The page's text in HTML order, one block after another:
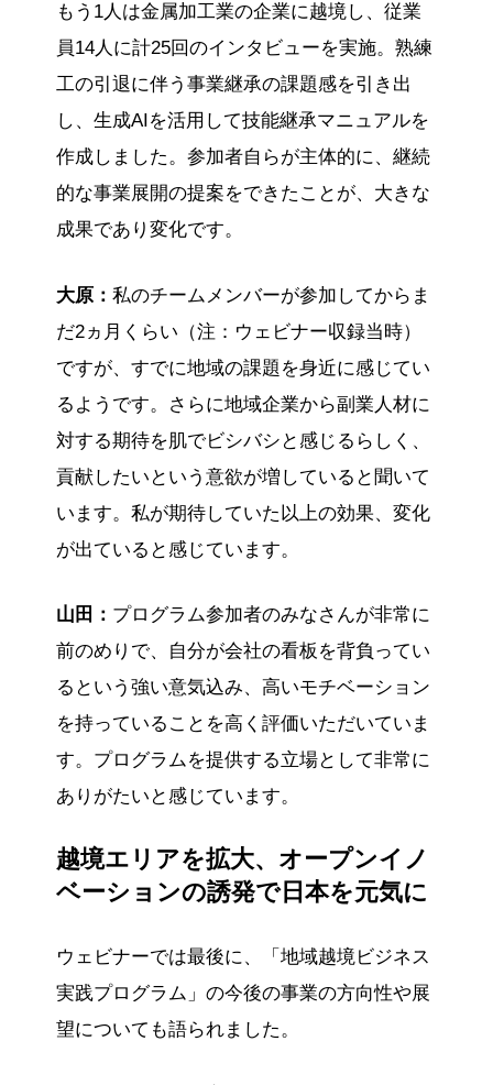
もう1人は金属加工業の企業に越境し、従業
員14人に計25回のインタビューを実施。熟練
工の引退に伴う事業継承の課題感を引き出
し、生成AIを活用して技能継承マニュアルを
作成しました。参加者自らが主体的に、継続
的な事業展開の提案をできたことが、大きな
成果であり変化です。
大原： 私のチームメンバーが参加してからま
だ2ヵ月くらい（注：ウェビナー収録当時）
ですが、すでに地域の課題を身近に感じてい
るようです。さらに地域企業から副業人材に
対する期待を肌でビシバシと感じるらしく、
貢献したいという意欲が増していると聞いて
います。私が期待していた以上の効果、変化
が出ていると感じています。
山田： プログラム参加者のみなさんが非常に
前のめりで、自分が会社の看板を背負ってい
るという強い意気込み、高いモチベーション
を持っていることを高く評価いただいていま
す。プログラムを提供する立場として非常に
ありがたいと感じています。
越境エリアを拡大、オープンイノ
ベーションの誘発で日本を元気に
ウェビナーでは最後に、「地域越境ビジネス
実践プログラム」の今後の事業の方向性や展
望についても語られました。